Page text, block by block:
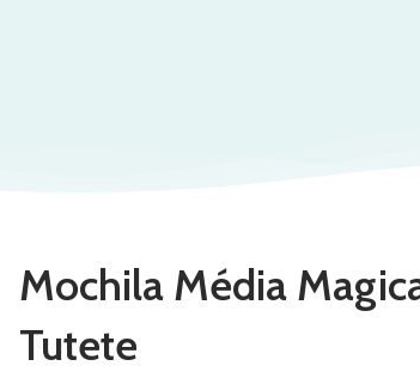
Mochila Média
Tutete